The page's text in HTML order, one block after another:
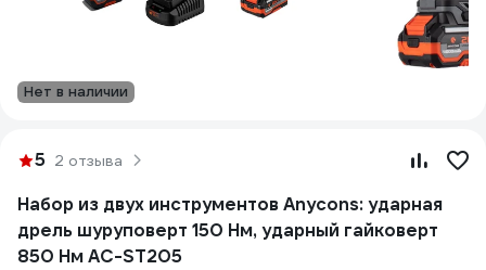
Нет в наличии
5 2 отзыва
Набор из двух инструментов Anycons: ударная
дрель шуруповерт 150 Нм, ударный гайковерт
850 Нм AC-ST205